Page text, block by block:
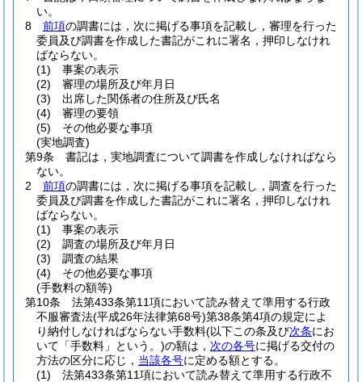
い。
8
前項の調書には，次に掲げる事項を記載し，審理を行った
委員及び調書を作成した書記がこれに署名，押印しなけれ
ばならない。
(1)
事案の表示
(2)
審理の場所及び年月日
(3)
出席した関係者の住所及び氏名
(4)
審理の要領
(5)
その他必要な事項
(実地調査)
第9条
書記は，実地調査について調書を作成しなければなら
ない。
2
前項の調書には，次に掲げる事項を記載し，調査を行った
委員及び調書を作成した書記がこれに署名，押印しなけれ
ばならない。
(1)
事案の表示
(2)
調査の場所及び年月日
(3)
調査の結果
(4)
その他必要な事項
(手数料の額等)
第10条
法第433条第11項において読み替えて準用する行政
不服審査法(平成26年法律第68号)第38条第4項の規定によ
り納付しなければならない手数料(以下この条及び次条にお
いて「手数料」という。)の額は， 次の各号に掲げる交付の
方法の区分に応じ， 当該各号に定める額とする。
(1)
法第433条第11項において読み替えて準用する行政不